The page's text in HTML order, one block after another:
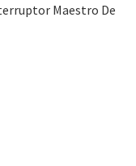
Maestro De